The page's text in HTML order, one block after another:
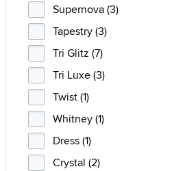
Supernova (3)
Tapestry (3)
Tri Glitz (7)
Tri Luxe (3)
Twist (1)
Whitney (1)
Dress (1)
Crystal (2)